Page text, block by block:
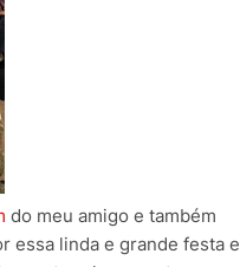
do meu amigo e também
essa linda e grande festa e